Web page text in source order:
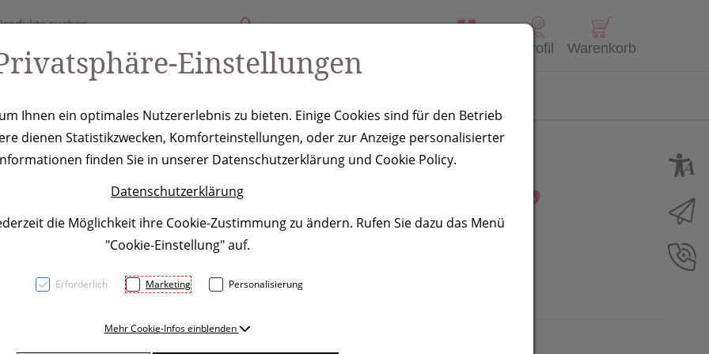
Profil Warenkorb
mit Messer Mantova,
Einstellungen
Ihnen ein optimales Nutzererlebnis zu bieten. Einige Cookies sind für den Betrieb
dienen Statistikzwecken, Komforteinstellungen, oder zur Anzeige personalisierter
finden Sie in unserer Datenschutzerklärung und Cookie Policy.
Datenschutzerklärung
die Möglichkeit ihre Cookie-Zustimmung zu ändern. Rufen Sie dazu das Menü
"Cookie-Einstellung" auf.
Erforderlich Marketing Personalisierung
Mehr Cookie-Infos einblenden